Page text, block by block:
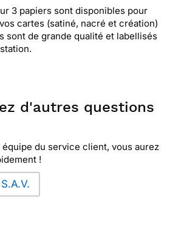
3 papiers sont disponibles pour
cartes (satiné, nacré et création)
sont de grande qualité et labellisés
d'autres questions
du service client, vous aurez
!